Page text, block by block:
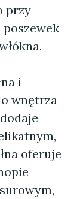
przy
i
wnętrza
oferuje